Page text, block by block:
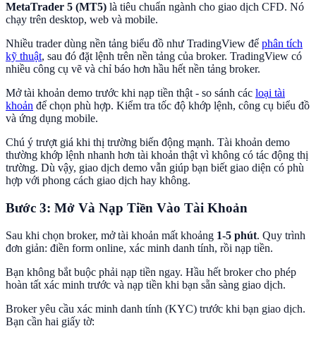
MetaTrader 5 (MT5) là tiêu chuẩn ngành cho giao dịch CFD. Nó
chạy trên desktop, web và mobile.
Nhiều trader dùng nền tảng biểu đồ như TradingView để phân tích
kỹ thuật, sau đó đặt lệnh trên nền tảng của broker. TradingView có
nhiều công cụ vẽ và chỉ báo hơn hầu hết nền tảng broker.
Mở tài khoản demo trước khi nạp tiền thật - so sánh các loại tài
khoản để chọn phù hợp. Kiểm tra tốc độ khớp lệnh, công cụ biểu đồ
và ứng dụng mobile.
Chú ý trượt giá khi thị trường biến động mạnh. Tài khoản demo
thường khớp lệnh nhanh hơn tài khoản thật vì không có tác động thị
trường. Dù vậy, giao dịch demo vẫn giúp bạn biết giao diện có phù
hợp với phong cách giao dịch hay không.
Bước 3: Mở Và Nạp Tiền Vào Tài Khoản
Sau khi chọn broker, mở tài khoản mất khoảng 1-5 phút. Quy trình
đơn giản: điền form online, xác minh danh tính, rồi nạp tiền.
Bạn không bắt buộc phải nạp tiền ngay. Hầu hết broker cho phép
hoàn tất xác minh trước và nạp tiền khi bạn sẵn sàng giao dịch.
Broker yêu cầu xác minh danh tính (KYC) trước khi bạn giao dịch.
Bạn cần hai giấy tờ: